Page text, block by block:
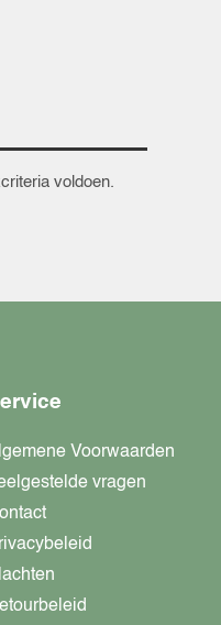
voldoen.
Voorwaarden
vragen